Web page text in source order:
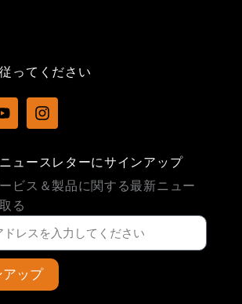
ってください
Y
o
u
b
e
I
n
a
g
a
m
ュースレターにサインアップ
ビス＆製品に関する最新ニュー
る
ップ